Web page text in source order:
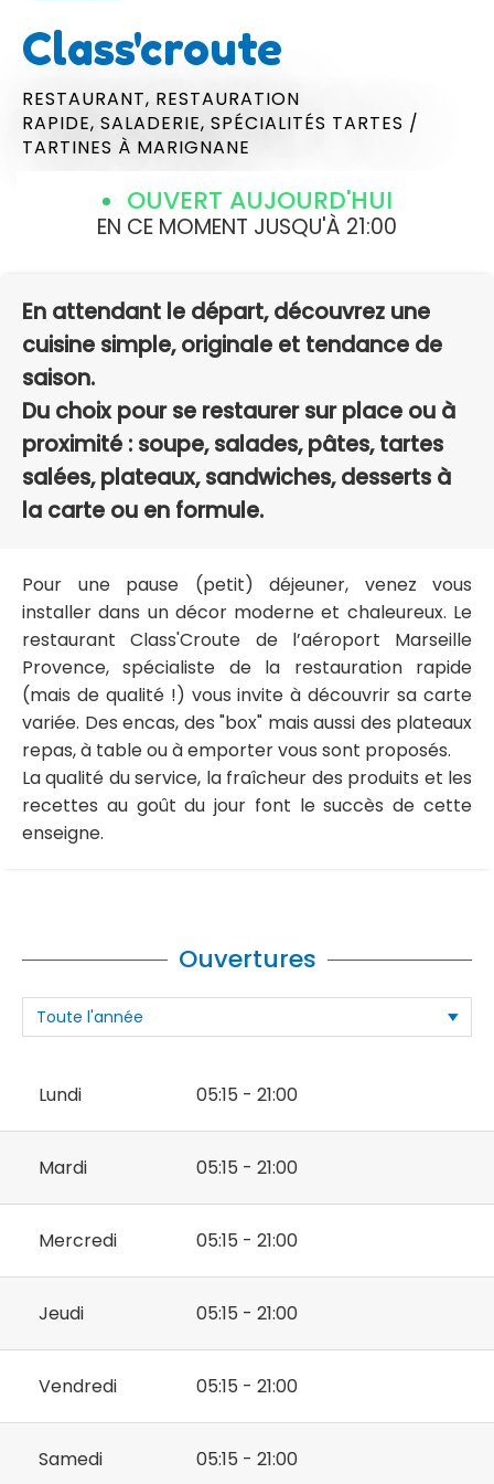
Class'croute
RESTAURANT, RESTAURATION
RAPIDE, SALADERIE, SPÉCIALITÉS TARTES /
TARTINES À MARIGNANE
OUVERT AUJOURD'HUI
EN CE MOMENT JUSQU'À 21:00
En attendant le départ, découvrez une
cuisine simple, originale et tendance de
saison.
Du choix pour se restaurer sur place ou à
proximité : soupe, salades, pâtes, tartes
salées, plateaux, sandwiches, desserts à
la carte ou en formule.
Pour une pause (petit) déjeuner, venez vous
installer dans un décor moderne et chaleureux. Le
restaurant Class'Croute de l’aéroport Marseille
Provence, spécialiste de la restauration rapide
(mais de qualité !) vous invite à découvrir sa carte
variée. Des encas, des "box" mais aussi des plateaux
repas, à table ou à emporter vous sont proposés.
La qualité du service, la fraîcheur des produits et les
recettes au goût du jour font le succès de cette
enseigne.
Ouvertures
Lundi 05:15 - 21:00
Mardi 05:15 - 21:00
Mercredi 05:15 - 21:00
Jeudi 05:15 - 21:00
Vendredi 05:15 - 21:00
Samedi 05:15 - 21:00